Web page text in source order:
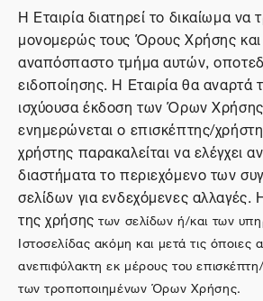
Η Εταιρία διατηρεί το δικαίωμα να
μονομερώς τους Όρους Χρήσης
αναπόσπαστο τμήμα αυτών,
ειδοποίησης. Η Εταιρία θα αναρτά
ισχύουσα έκδοση των Όρων
ενημερώνεται ο επισκέπτης/
χρήστης παρακαλείται να ελέγχει
διαστήματα το περιεχόμενο των
σελίδων για ενδεχόμενες
της χρήσηςτων σελίδων ή/και των
Ιστοσελίδας ακόμη και μετά τις όποιες
ανεπιφύλακτη εκ μέρους του
των τροποποιημένων Όρων Χρήσης.